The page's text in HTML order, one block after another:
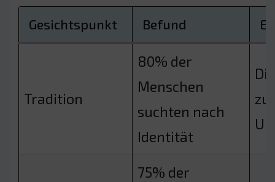
Gesichtspunkt Befund
Tradition
80% der
Menschen
suchten nach
Identität
75% der